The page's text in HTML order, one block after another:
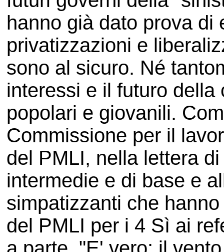
hanno già dato prova di
privatizzazioni e
sono al sicuro. Né
interessi e il futuro
popolari e giovanili.
Commissione per il
del PMLI, nella lettera
intermedie e di base e
simpatizzanti che
del PMLI per i 4 Sì ai